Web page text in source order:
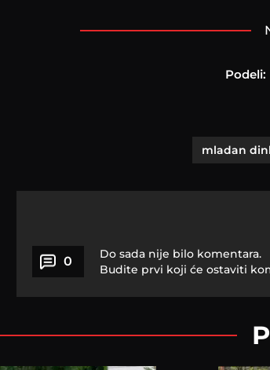
Podeli:
mladan
0
Do sada nije bilo komentara.
Budite prvi koji će ostaviti